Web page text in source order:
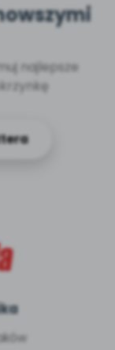
najlepsze